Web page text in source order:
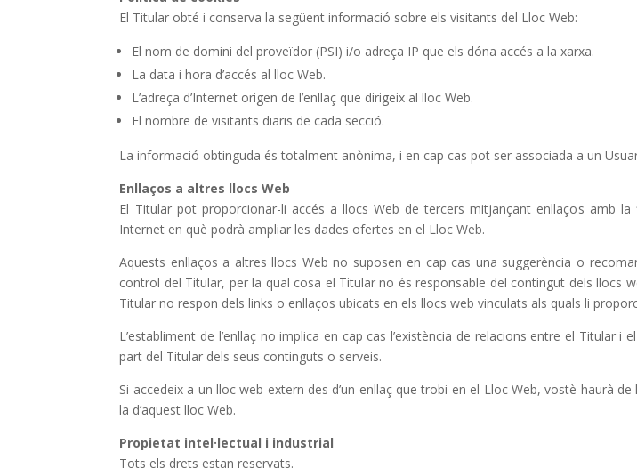
El Titular obté i conserva la següent informació sobre els visitants del Lloc Web:
El nom de domini del proveïdor (PSI) i/o adreça IP que els dóna accés a la xarxa.
La data i hora d’accés al lloc Web.
L’adreça d’Internet origen de l’enllaç que dirigeix al lloc Web.
El nombre de visitants diaris de cada secció.
La informació obtinguda és totalment anònima, i en cap cas pot ser associada a un
Enllaços a altres llocs Web
El Titular pot proporcionar-li accés a llocs Web de tercers mitjançant enllaços amb la
Internet en què podrà ampliar les dades ofertes en el Lloc Web.
Aquests enllaços a altres llocs Web no suposen en cap cas una suggerència o
control del Titular, per la qual cosa el Titular no és responsable del contingut dels llocs
Titular no respon dels links o enllaços ubicats en els llocs web vinculats als quals li
L’establiment de l’enllaç no implica en cap cas l’existència de relacions entre el Titular i
part del Titular dels seus continguts o serveis.
Si accedeix a un lloc web extern des d’un enllaç que trobi en el Lloc Web, vostè haurà
la d’aquest lloc Web.
Propietat intel·lectual i industrial
Tots els drets estan reservats.